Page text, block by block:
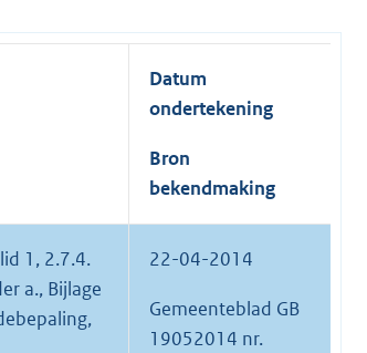
Datum
ondertekening
Bron
bekendmaking
1, 2.7.4.
a., Bijlage
22-04-2014
Gemeenteblad GB
19052014 nr.